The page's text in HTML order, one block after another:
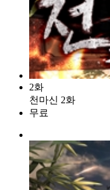
2화
천마신 2화
무료